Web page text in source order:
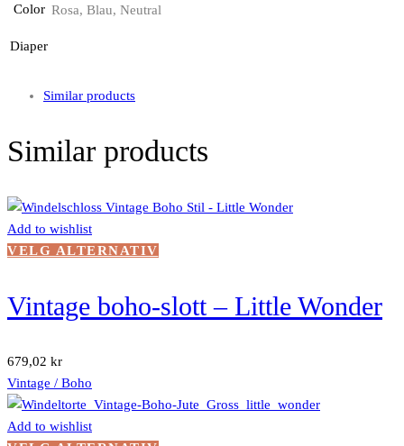
Color Rosa, Blau, Neutral
Diaper
Similar products
Similar products
Add to wishlist
VELG ALTERNATIV
flere
velges
Vintage boho-slott – Little Wonder
679,02 kr
Vintage / Boho
Add to wishlist